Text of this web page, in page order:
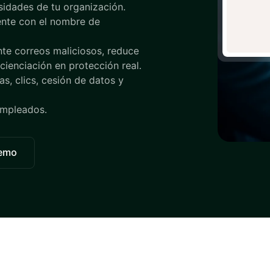
de tu organización.
con el nombre de
correos maliciosos, reduce
en protección real.
clics, cesión de datos y